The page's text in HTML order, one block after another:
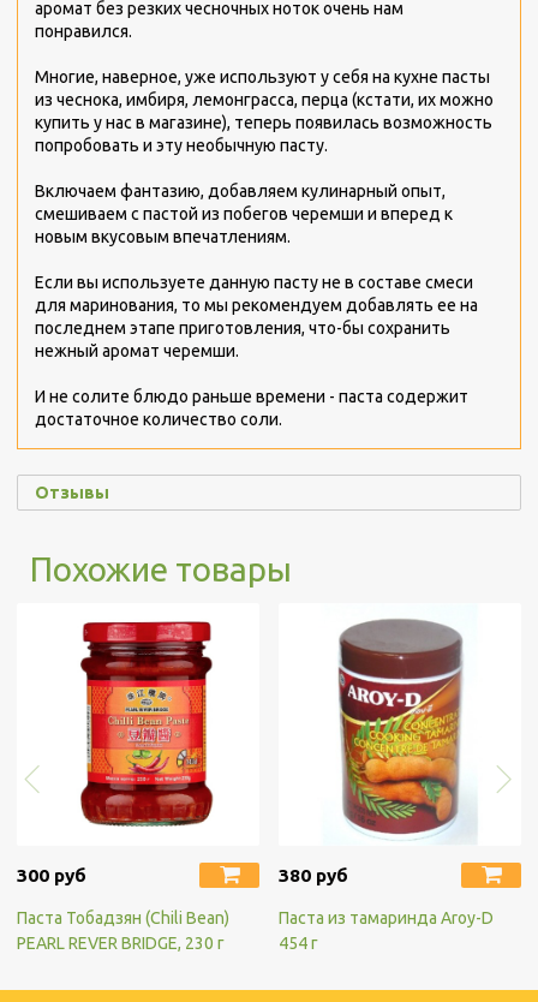
аромат без резких чесночных ноток очень нам
понравился.
Многие, наверное, уже используют у себя на кухне пасты
из чеснока, имбиря, лемонграсса, перца (кстати, их можно
купить у нас в магазине), теперь появилась возможность
попробовать и эту необычную пасту.
Включаем фантазию, добавляем кулинарный опыт,
смешиваем с пастой из побегов черемши и вперед к
новым вкусовым впечатлениям.
Если вы используете данную пасту не в составе смеси
для маринования, то мы рекомендуем добавлять ее на
последнем этапе приготовления, что-бы сохранить
нежный аромат черемши.
И не солите блюдо раньше времени - паста содержит
достаточное количество соли.
Отзывы
Похожие товары
300 руб
Паста Тобадзян (Chili Bean)
PEARL REVER BRIDGE, 230 г
380 руб
Паста из тамаринда Aroy-D
454 г